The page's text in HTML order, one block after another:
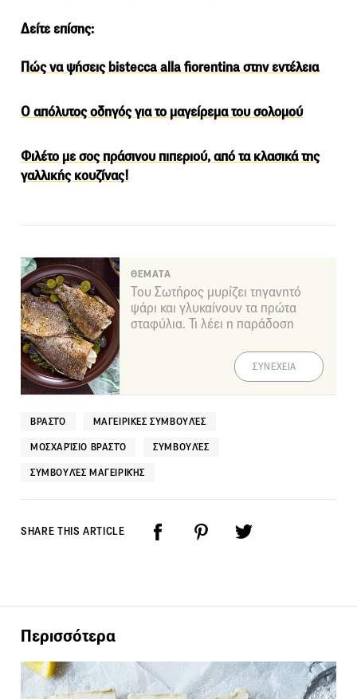
Δείτε επίσης:
Πώς να ψήσεις bistecca alla fiorentina στην εντέλεια
Ο απόλυτος οδηγός για το μαγείρεμα του σολομού
Φιλέτο με σος πράσινου πιπεριού, από τα κλασικά της
γαλλικής κουζίνας!
ΘΕΜΑΤΑ
Του Σωτήρος μυρίζει τηγανητό
ψάρι και γλυκαίνουν τα πρώτα
σταφύλια. Τι λέει η παράδοση
ΣΥΝΕΧΕΙΑ
ΒΡΑΣΤΌ ΜΑΓΕΙΡΙΚΈΣ ΣΥΜΒΟΥΛΈΣ
ΜΟΣΧΑΡΊΣΙΟ ΒΡΑΣΤΌ ΣΥΜΒΟΥΛΈΣ
ΣΥΜΒΟΥΛΈΣ ΜΑΓΕΙΡΙΚΉΣ
SHARE THIS ARTICLE
Περισσότερα